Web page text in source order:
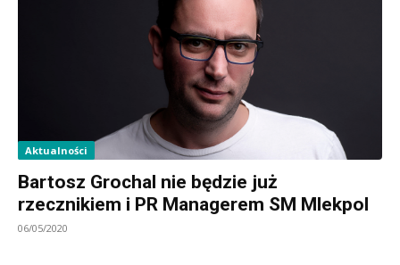
Aktualności
Bartosz Grochal nie będzie już
rzecznikiem i PR Managerem SM Mlekpol
06/05/2020